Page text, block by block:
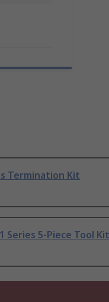
Termination Kit
Series 5-Piece Tool Kit